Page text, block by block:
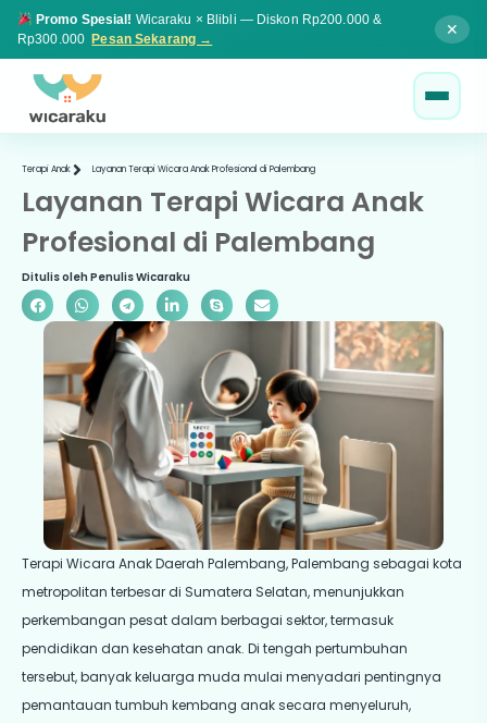
Promo Spesial! Wicaraku × Blibli — Diskon Rp200.000 &
Rp300.000 Pesan Sekarang →
✕
Terapi Anak Layanan Terapi Wicara Anak Profesional di Palembang
Layanan Terapi Wicara Anak
Profesional di Palembang
Ditulis oleh Penulis Wicaraku
Terapi Wicara Anak Daerah Palembang, Palembang sebagai kota
metropolitan terbesar di Sumatera Selatan, menunjukkan
perkembangan pesat dalam berbagai sektor, termasuk
pendidikan dan kesehatan anak. Di tengah pertumbuhan
tersebut, banyak keluarga muda mulai menyadari pentingnya
pemantauan tumbuh kembang anak secara menyeluruh,